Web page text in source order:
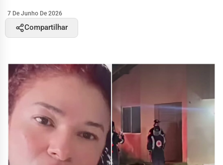
7 De Junho De 2026
Compartilhar